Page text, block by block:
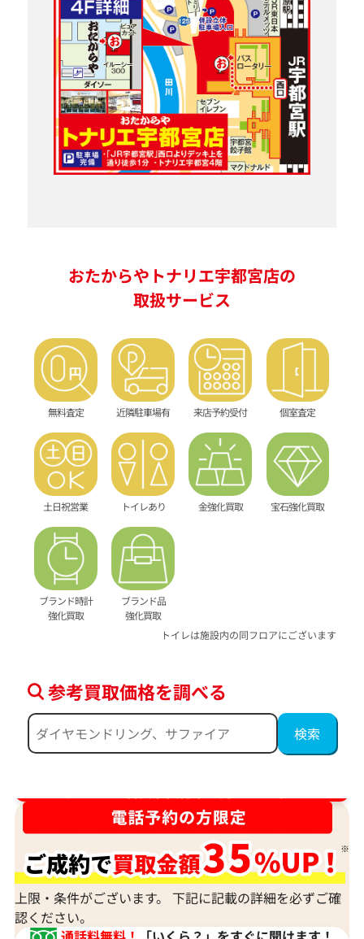
おたからやトナリエ宇都宮店の
取扱サービス
無料査定 近隣駐車場有 来店予約受付 個室査定
土日祝営業 トイレあり 金強化買取 宝石強化買取
ブランド時計
強化買取
ブランド品
強化買取
トイレは施設内の同フロアにございます
参考買取価格を調べる
上限・条件がございます。 下記に記載の詳細を必ずご確
認ください。